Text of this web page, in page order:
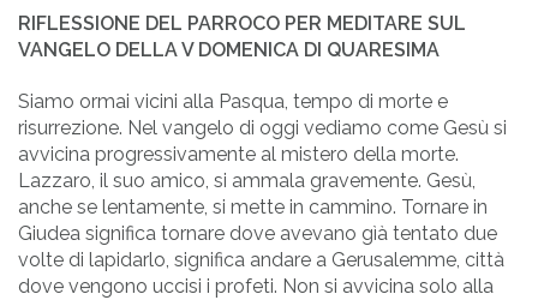
RIFLESSIONE DEL PARROCO PER MEDITARE SUL
VANGELO DELLA V DOMENICA DI QUARESIMA
Siamo ormai vicini alla Pasqua, tempo di morte e
risurrezione. Nel vangelo di oggi vediamo come Gesù si
avvicina progressivamente al mistero della morte.
Lazzaro, il suo amico, si ammala gravemente. Gesù,
anche se lentamente, si mette in cammino. Tornare in
Giudea significa tornare dove avevano gìà tentato due
volte di lapidarlo, significa andare a Gerusalemme, città
dove vengono uccisi i profeti. Non si avvicina solo alla